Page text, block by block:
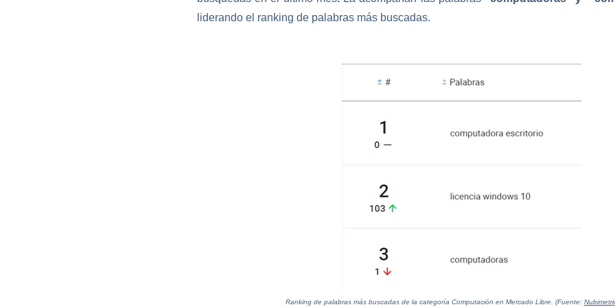
liderando el ranking de palabras más buscadas.
Ranking de palabras más buscadas de la categoría Computación en Mercado Libre. (Fuente: